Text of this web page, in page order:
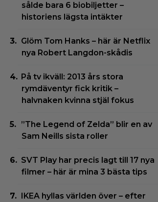
sålde bara 6 biobiljetter –
historiens lägsta intäkter
Glöm Tom Hanks – här är Netflix
nya Robert Langdon-skådis
På tv ikväll: 2013 års stora
rymdäventyr fick kritik –
halvnaken kvinna stjäl fokus
”The Legend of Zelda” blir en av
Sam Neills sista roller
SVT Play har precis lagt till 17 nya
filmer – här är mina 3 bästa tips
IKEA hyllas världen över – efter